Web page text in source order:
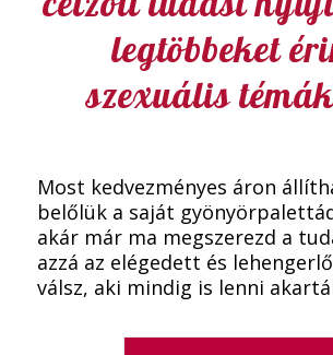
legtöbbeket
szexuális
Most kedvezményes áron
belőlük a saját
akár már ma megszerezd a
azzá az elégedett és
válsz, aki mindig is lenni